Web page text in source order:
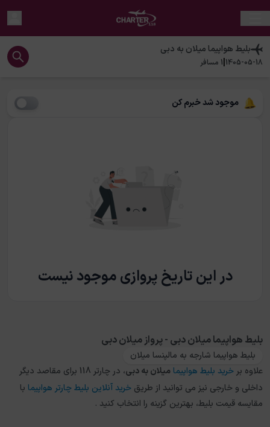
بلیط هواپیمامیلان به دبی
1405-05-18
|
1 مسافر
موجود شد خبرم کن
در این تاریخ پروازی موجود نیست
بلیط هواپیما میلان دبی - پرواز میلان دبی
بلیط هواپیما شارجه به مالپنسا میلان
علاوه بر خرید بلیط هواپیما میلانبهدبی
، در چارتر 118 برای مقاصد دیگر
داخلی و خارجی نیز می توانید از طریق خرید آنلاین بلیط چارتر هواپیما با
مقایسه قیمت بلیط، بهترین گزینه را انتخاب کنید .